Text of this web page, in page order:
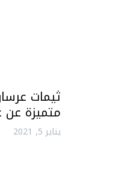
ثيمات
متميزة
يناير 5, 2021